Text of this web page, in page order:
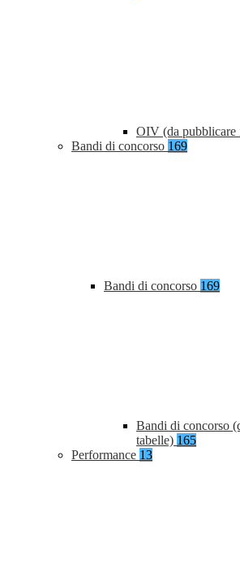
OIV (da pubblicare
Bandi di concorso 169
Bandi di concorso 169
Bandi di concorso
tabelle) 165
Performance 13